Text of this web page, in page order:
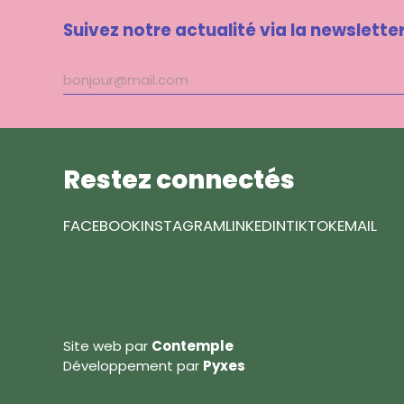
Suivez notre actualité via la
Adresse
mail
Restez connectés
FACEBOOKINSTAGRAMLINKEDINTIKTOKEMAIL
Site web par Contemple
Développement par Pyxes